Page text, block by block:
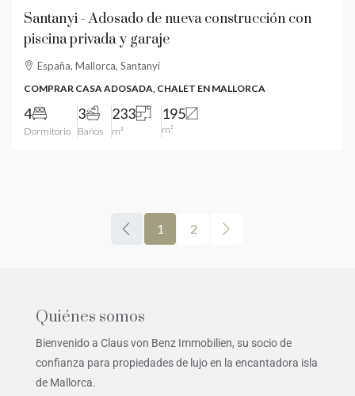
Santanyi - Adosado de nueva construcción con
piscina privada y garaje
España, Mallorca, Santanyi
COMPRAR CASA ADOSADA, CHALET EN MALLORCA
4
Dormitorio
3
Baños
233
m²
195
m²
1 2
Quiénes somos
Bienvenido a Claus von Benz Immobilien, su socio de
confianza para propiedades de lujo en la encantadora isla
de Mallorca.